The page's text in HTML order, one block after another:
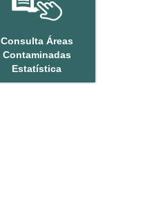
Consulta Áreas
Contaminadas
Estatística